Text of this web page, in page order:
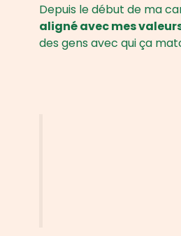
Depuis le début de ma
aligné avec mes
des gens avec qui ça